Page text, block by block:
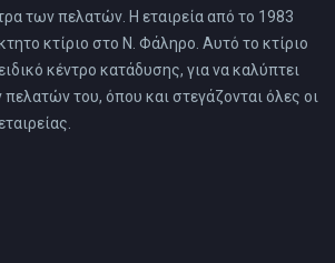
των πελατών. Η εταιρεία από το 1983
κτίριο στο Ν. Φάληρο. Αυτό το κτίριο
κέντρο κατάδυσης, για να καλύπτει
του, όπου και στεγάζονται όλες οι